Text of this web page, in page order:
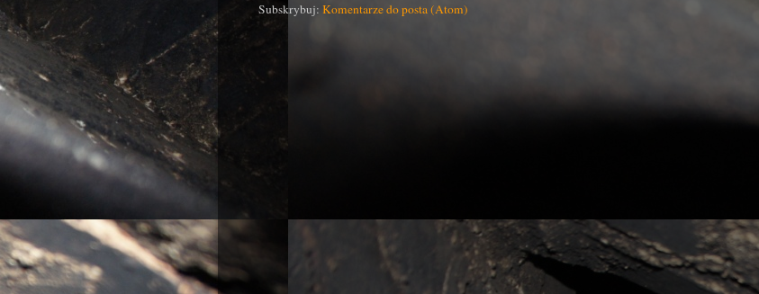
Subskrybuj: Komentarze do posta (Atom)